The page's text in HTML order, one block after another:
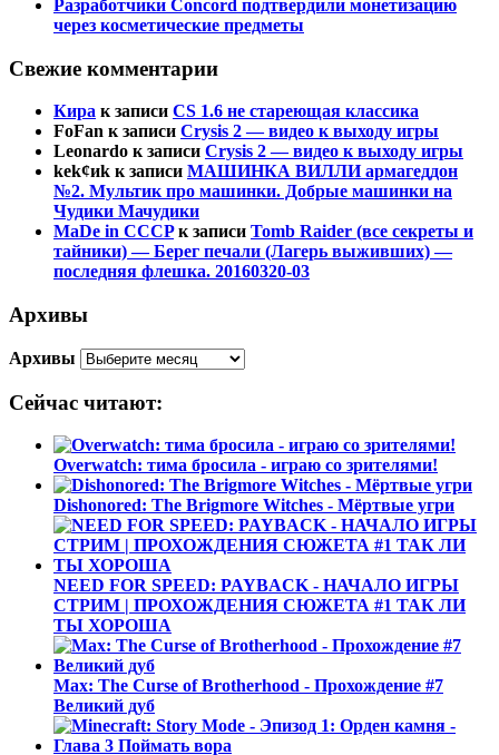
Разработчики Concord подтвердили монетизацию
через косметические предметы
Свежие комментарии
Кира к записи CS 1.6 не стареющая классика
FoFan к записи Crysis 2 — видео к выходу игры
Leonardo к записи Crysis 2 — видео к выходу игры
kek¢иk к записи МАШИНКА ВИЛЛИ армагеддон
№2. Мультик про машинки. Добрые машинки на
Чудики Мачудики
MaDe in CCCPк записи Tomb Raider (все секреты и
тайники) — Берег печали (Лагерь выживших) —
последняя флешка. 20160320-03
Архивы
Архивы
Сейчас читают:
Overwatch: тима бросила - играю со зрителями!
Dishonored: The Brigmore Witches - Мёртвые угри
NEED FOR SPEED: PAYBACK - НАЧАЛО ИГРЫ
СТРИМ | ПРОХОЖДЕНИЯ СЮЖЕТА #1 ТАК ЛИ
ТЫ ХОРОША
Max: The Curse of Brotherhood - Прохождение #7
Великий дуб